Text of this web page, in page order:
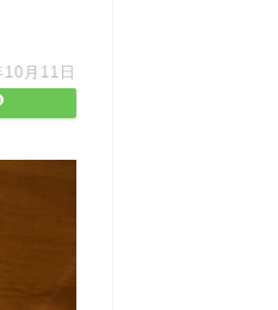
月11日